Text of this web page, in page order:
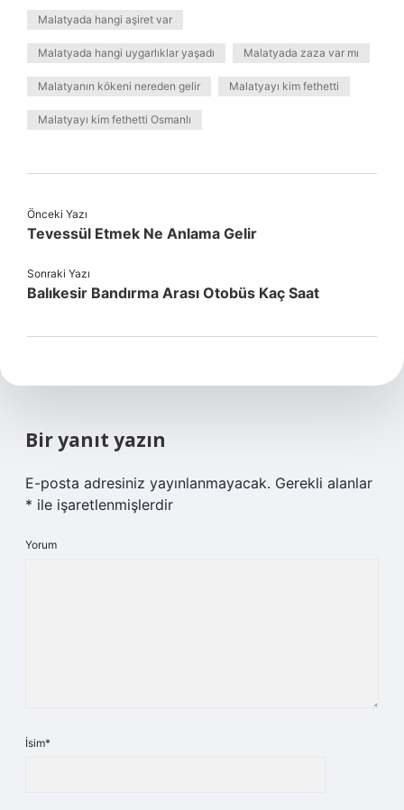
Malatyada hangi aşiret var
Malatyada hangi uygarlıklar yaşadı Malatyada zaza var mı
Malatyanın kökeni nereden gelir Malatyayı kim fethetti
Malatyayı kim fethetti Osmanlı
Önceki Yazı
Tevessül Etmek Ne Anlama Gelir
Sonraki Yazı
Balıkesir Bandırma Arası Otobüs Kaç Saat
Bir yanıt yazın
E-posta adresiniz yayınlanmayacak. Gerekli alanlar
* ile işaretlenmişlerdir
Yorum
İsim*